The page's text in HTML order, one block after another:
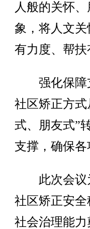
人般的关怀
象，将人文
有力度、帮扶
强化保障
社区矫正方式
式、朋友式”
支撑，确保
此次会议
社区矫正安
社会治理能力